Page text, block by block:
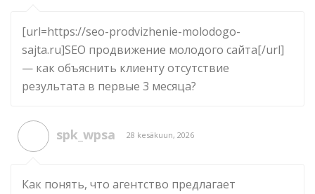
[url=https://seo-prodvizhenie-molodogo-
sajta.ru]SEO продвижение молодого сайта[/url]
— как объяснить клиенту отсутствие
результата в первые 3 месяца?
spk_wpsa 28 kesäkuun, 2026
Как понять, что агентство предлагает